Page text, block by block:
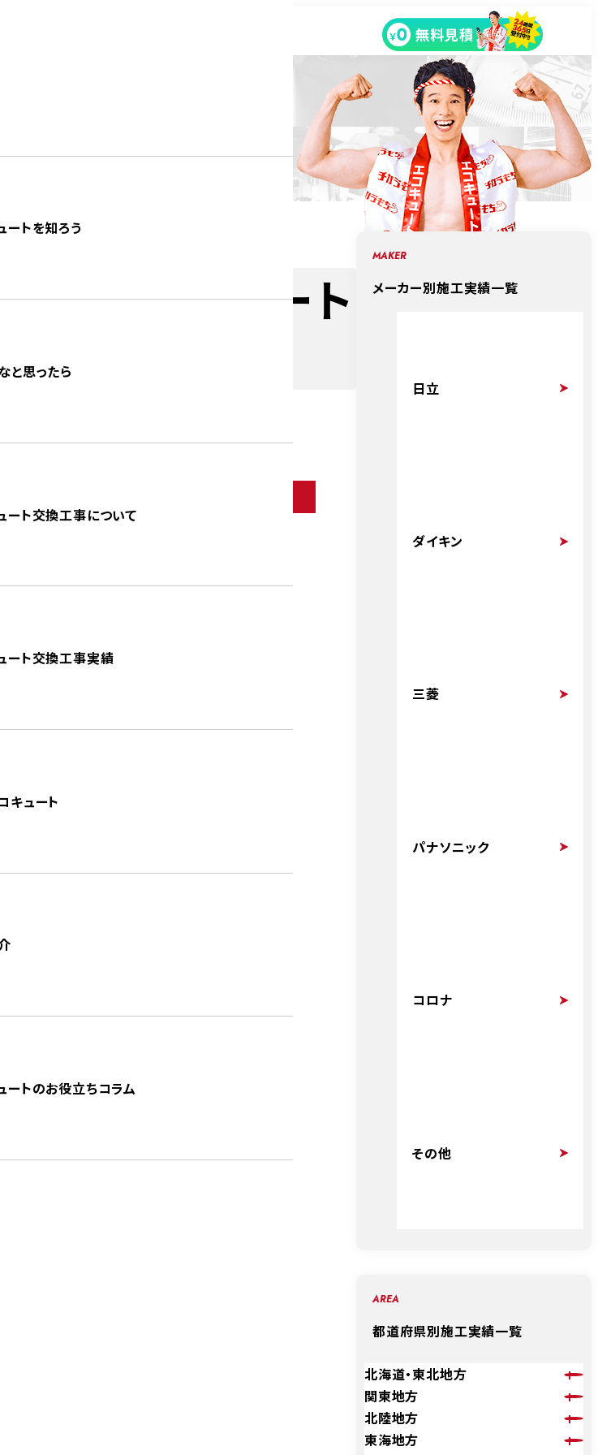
ートを知ろう
と思ったら
ート交換工事について
ート交換工事実績
キュート
ートのお役立ちコラム
でエコキュート
トに交換しました。
カーです。
MAKER
メーカー別施工実績一覧
日立
ダイキン
三菱
パナソニック
コロナ
その他
AREA
都道府県別施工実績一覧
北海道・東北地方
関東地方
北陸地方
東海地方